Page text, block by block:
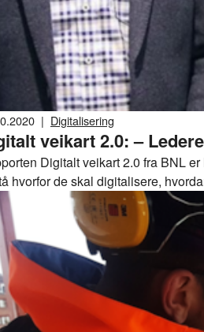
| Digitalisering
Digitalt
Digitalt veikart 2.0 fra BNL
hvorfor de skal digitalisere,
digitalisere sammen, sier Jon